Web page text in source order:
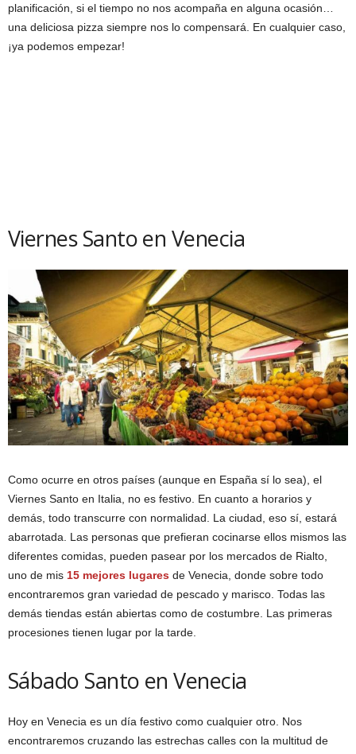
planificación, si el tiempo no nos acompaña en alguna ocasión…
una deliciosa pizza siempre nos lo compensará. En cualquier caso,
¡ya podemos empezar!
Viernes Santo en Venecia
Como ocurre en otros países (aunque en España sí lo sea), el
Viernes Santo en Italia, no es festivo. En cuanto a horarios y
demás, todo transcurre con normalidad. La ciudad, eso sí, estará
abarrotada. Las personas que prefieran cocinarse ellos mismos las
diferentes comidas, pueden pasear por los mercados de Rialto,
uno de mis 15 mejores lugares de Venecia, donde sobre todo
encontraremos gran variedad de pescado y marisco. Todas las
demás tiendas están abiertas como de costumbre. Las primeras
procesiones tienen lugar por la tarde.
Sábado Santo en Venecia
Hoy en Venecia es un día festivo como cualquier otro. Nos
encontraremos cruzando las estrechas calles con la multitud de